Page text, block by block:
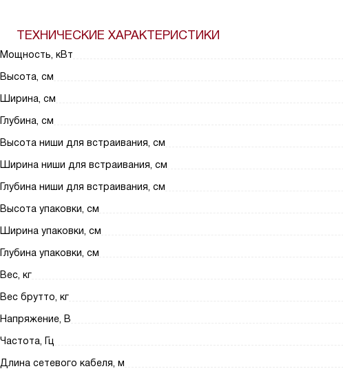
ТЕХНИЧЕСКИЕ ХАРАКТЕРИСТИКИ
Мощность, кВт
Высота, см
Ширина, см
Глубина, см
Высота ниши для встраивания, см
Ширина ниши для встраивания, см
Глубина ниши для встраивания, см
Высота упаковки, см
Ширина упаковки, см
Глубина упаковки, см
Вес, кг
Вес брутто, кг
Напряжение, В
Частота, Гц
Длина сетевого кабеля, м